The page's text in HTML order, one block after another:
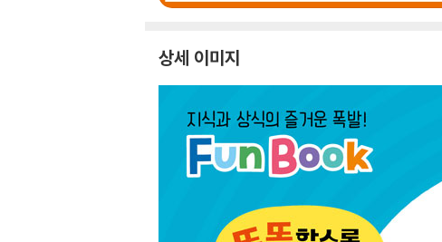
상세 이미지